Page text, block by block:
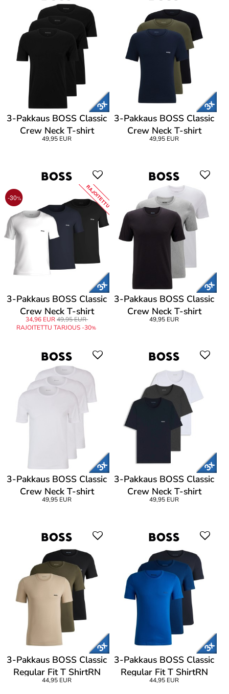
3-Pakkaus BOSS Classic
Crew Neck T-shirt
49,95 EUR
3-Pakkaus BOSS Classic
Crew Neck T-shirt
49,95 EUR
-30% RAJOITETTU
3-Pakkaus BOSS Classic
Crew Neck T-shirt
34,96 EUR49,95 EUR
RAJOITETTU TARJOUS -30%
3-Pakkaus BOSS Classic
Crew Neck T-shirt
49,95 EUR
3-Pakkaus BOSS Classic
Crew Neck T-shirt
49,95 EUR
3-Pakkaus BOSS Classic
Crew Neck T-shirt
49,95 EUR
3-Pakkaus BOSS Classic
Regular Fit T ShirtRN
44,95 EUR
3-Pakkaus BOSS Classic
Regular Fit T ShirtRN
44,95 EUR